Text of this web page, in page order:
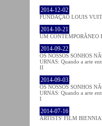
2014-12-02
FUNDAÇÃO LOUIS
2014-10-21
UM CONTEMPORÂNEO
2014-09-22
OS NOSSOS SONHOS
URNAS: Quando a arte
II
2014-09-03
OS NOSSOS SONHOS
URNAS: Quando a arte
I
2014-07-16
ARTISTS' FILM